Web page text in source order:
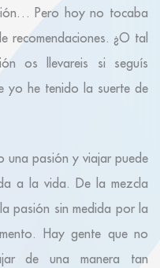
Pero hoy no tocaba
recomendaciones. ¿O tal
os llevareis si seguís
yo he tenido la suerte de
una pasión y viajar puede
a la vida. De la mezcla
pasión sin medida por la
Hay gente que no
de una manera tan